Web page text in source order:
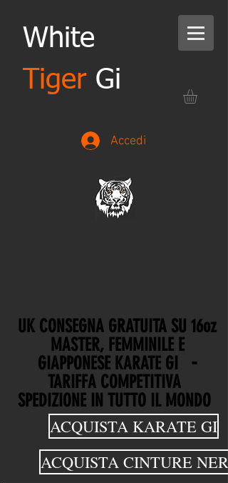
White
TigerGi
Accedi
UK CONSEGNA GRATUITA SU 16oz
MASTER, FEMMINILE E
GIAPPONESE KARATE GI
-
TARIFFA COMPETITIVA
SPEDIZIONE IN TUTTO IL MONDO
ACQUISTA KARATE GI
ACQUISTA CINTURE NERE